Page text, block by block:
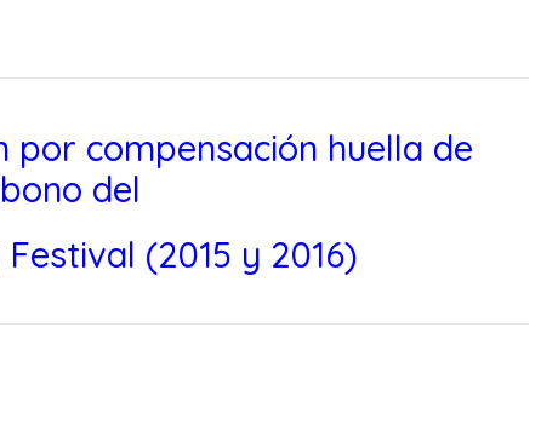
por compensación huella de
del
(2015 y 2016)